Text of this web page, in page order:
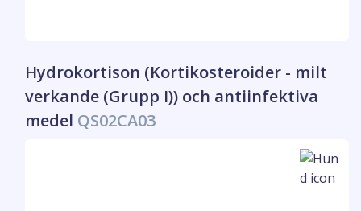
Hydrokortison (Kortikosteroider - milt
verkande (Grupp I)) och antiinfektiva
medel QS02CA03